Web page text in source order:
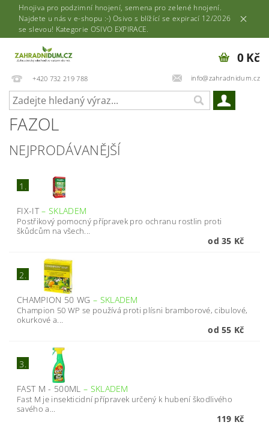
Hnojiva pro podzimní hnojení, semena pro zelené hnojení.
Najdete u nás v e-shopu :-) Osivo s blížící se expirací 12/2026
se slevou! Kategorie OSIVO EXPIRACE.
+420 732 219 788 info@zahradnidum.cz
0 Kč
FAZOL
NEJPRODÁVANĚJŠÍ
1.
FIX-IT– SKLADEM
Postřikový pomocný přípravek pro ochranu rostlin proti
škůdcům na všech...
od 35 Kč
2.
CHAMPION 50 WG – SKLADEM
Champion 50 WP se používá proti plísni bramborové, cibulové,
okurkové a...
od 55 Kč
3.
FAST M - 500ML – SKLADEM
Fast M je insekticidní přípravek určený k hubení škodlivého
savého a...
119 Kč